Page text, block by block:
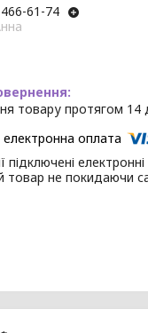
61-74
товару протягом 14
підключені
товар не покидаючи